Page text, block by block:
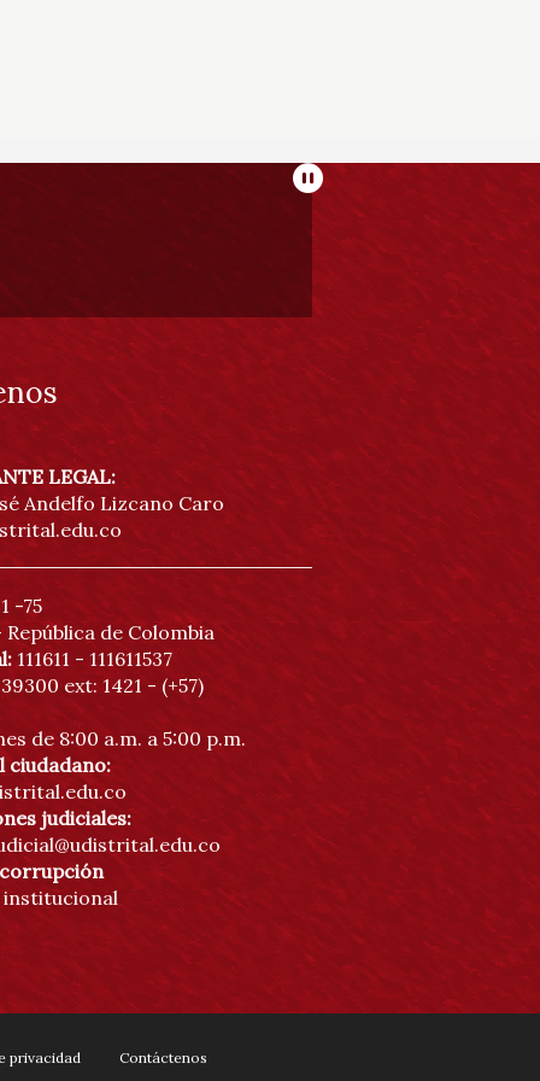
Pausar
LEGAL:
Andelfo Lizcano Caro
-75
República de Colombia
111611 - 111611537
ext: 1421 - (+57)
de 8:00 a.m. a 5:00 p.m.
ciudadano:
judiciales:
privacidad
Contáctenos